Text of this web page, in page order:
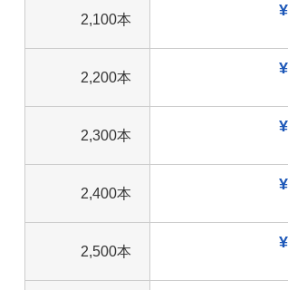
2,100本
2,200本
2,300本
2,400本
2,500本